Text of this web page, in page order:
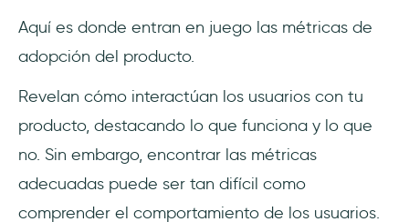
7- Tasa de recomendación
8- Adherencia del producto
10- Valor de vida del cliente (CLTV)
Aquí es donde entran en juego las métricas de
adopción del producto.
Revelan cómo interactúan los usuarios con tu
producto, destacando lo que funciona y lo que
no. Sin embargo, encontrar las métricas
adecuadas puede ser tan difícil como
comprender el comportamiento de los usuarios.